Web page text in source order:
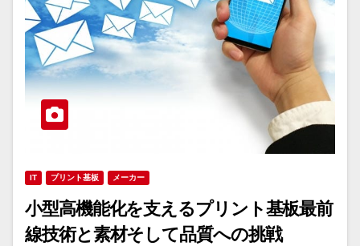
IT プリント基板 メーカー
小型高機能化を支えるプリント基板最前
線技術と素材そして品質への挑戦